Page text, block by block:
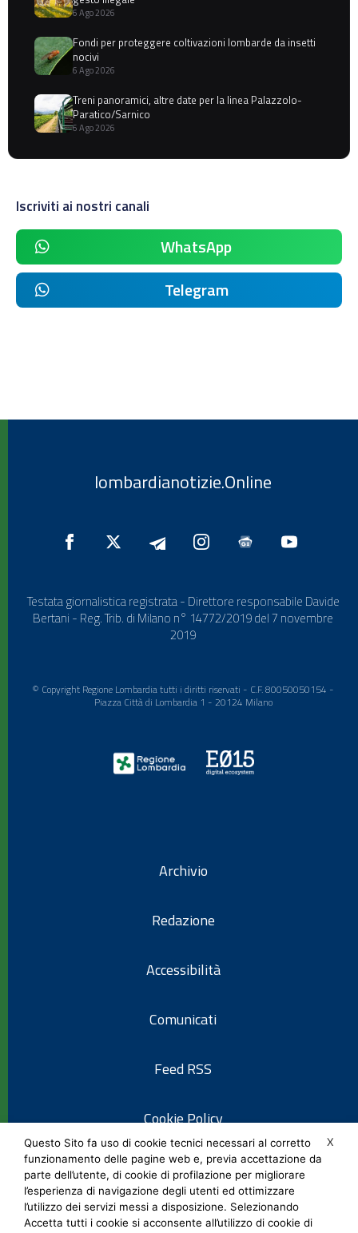
6 Ago 2026
Fondi per proteggere coltivazioni lombarde da insetti
nocivi
6 Ago 2026
Treni panoramici, altre date per la linea Palazzolo-
Paratico/Sarnico
6 Ago 2026
Iscriviti ai nostri canali
WhatsApp
Telegram
lombardianotizie.Online
Testata giornalistica registrata - Direttore responsabile Davide
Bertani - Reg. Trib. di Milano n° 14772/2019 del 7 novembre
2019
© Copyright Regione Lombardia tutti i diritti riservati - C.F. 80050050154 -
Piazza Città di Lombardia 1 - 20124 Milano
Archivio
Redazione
Accessibilità
Comunicati
Feed RSS
Cookie Policy
Informativa privacy
Note legali
X
Questo Sito fa uso di cookie tecnici necessari al corretto
funzionamento delle pagine web e, previa accettazione da
parte dell’utente, di cookie di profilazione per migliorare
l’esperienza di navigazione degli utenti ed ottimizzare
l’utilizzo dei servizi messi a disposizione. Selezionando
Accetta tutti i cookie si acconsente all’utilizzo di cookie di